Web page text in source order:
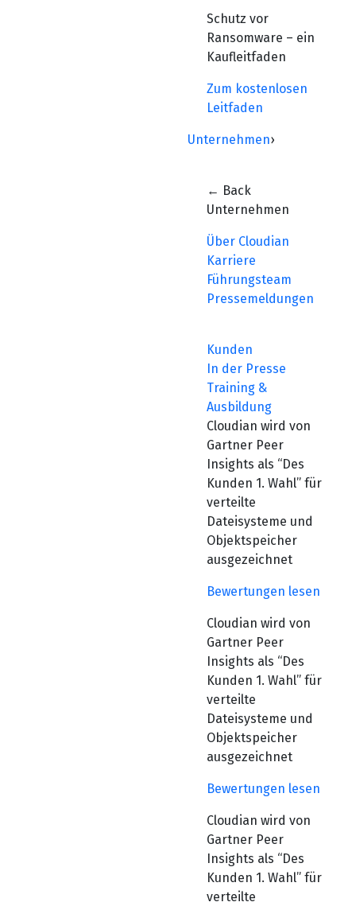
Schutz vor
Ransomware – ein
Kaufleitfaden
Zum kostenlosen
Leitfaden
Unternehmen›
← Back
Unternehmen
Über Cloudian
Karriere
Führungsteam
Pressemeldungen
Kunden
In der Presse
Training &
Ausbildung
Cloudian wird von
Gartner Peer
Insights als “Des
Kunden 1. Wahl” für
verteilte
Dateisysteme und
Objektspeicher
ausgezeichnet
Bewertungen lesen
Cloudian wird von
Gartner Peer
Insights als “Des
Kunden 1. Wahl” für
verteilte
Dateisysteme und
Objektspeicher
ausgezeichnet
Bewertungen lesen
Cloudian wird von
Gartner Peer
Insights als “Des
Kunden 1. Wahl” für
verteilte